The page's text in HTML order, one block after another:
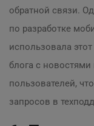
обратной связи.
по разработке
использовала
блога с
пользователей,
запросов в